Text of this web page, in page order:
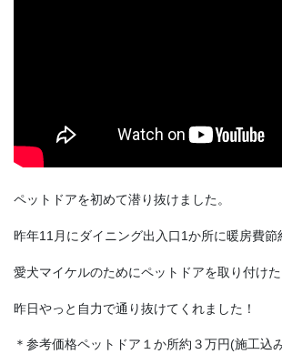
ペットドアを初めて潜り抜けました。
昨年11月にダイニング出入口1か所に暖房費節
愛犬マイケルのためにペットドアを取り付け
昨日やっと自力で通り抜けてくれました！
＊参考価格ペットドア１か所約３万円(施工込み